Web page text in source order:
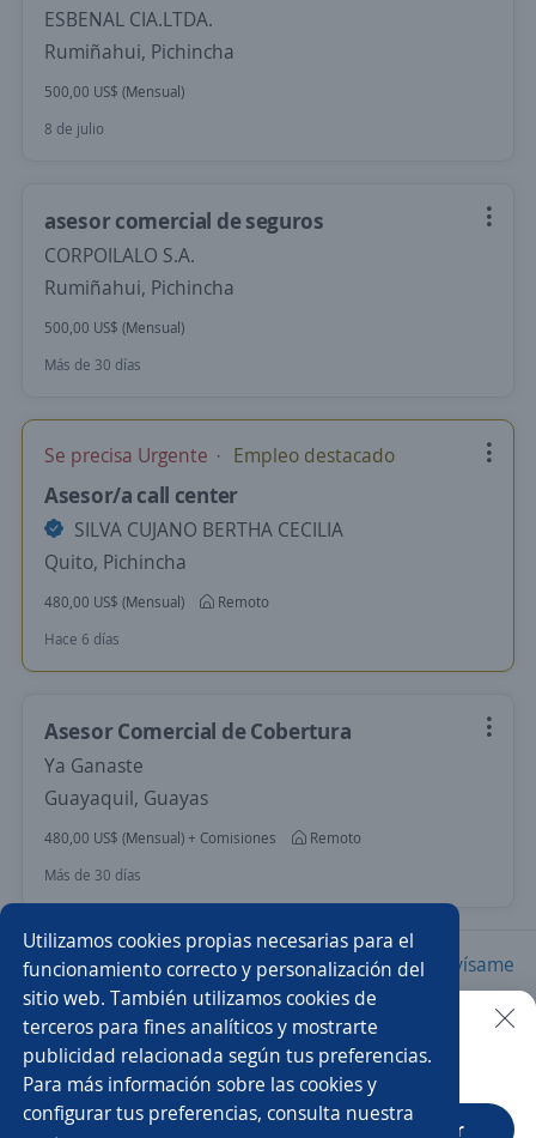
Utilizamos cookies propias necesarias para el
funcionamiento correcto y personalización del
sitio web. También utilizamos cookies de
terceros para fines analíticos y mostrarte
publicidad relacionada según tus preferencias.
Para más información sobre las cookies y
configurar tus preferencias, consulta nuestra
ESBENAL CIA.LTDA.
Rumiñahui, Pichincha
500,00 US$ (Mensual)
8 de julio
asesor comercial de seguros
CORPOILALO S.A.
Rumiñahui, Pichincha
500,00 US$ (Mensual)
Más de 30 días
Se precisa Urgente Empleo destacado
Asesor/a call center
SILVA CUJANO BERTHA CECILIA
Quito, Pichincha
480,00 US$ (Mensual)
Remoto
Hace 6 días
Asesor Comercial de Cobertura
Ya Ganaste
Guayaquil, Guayas
480,00 US$ (Mensual) + Comisiones
Remoto
Más de 30 días
Nuevas ofertas de empleo Avísame
Empleos similares
Asesor/a telefónico Asesor comisionista
Buscar es más fácil en la app
CT App Abrir